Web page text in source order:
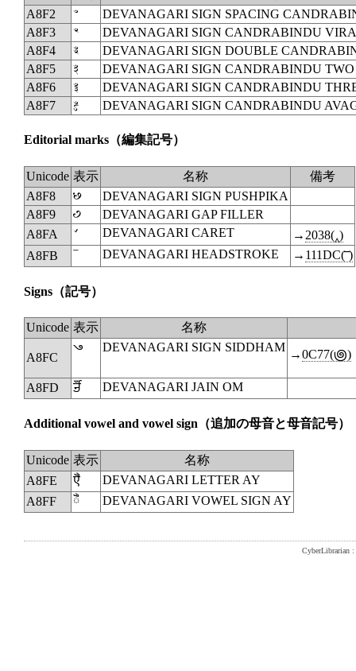
A8F2
ꣲ
DEVANAGARI SIGN SPACING
A8F3
ꣳ
DEVANAGARI SIGN CANDRABINDU
A8F4
ꣴ
DEVANAGARI SIGN DOUBLE
A8F5
ꣵ
DEVANAGARI SIGN CANDRABINDU TWO
A8F6
ꣶ
DEVANAGARI SIGN CANDRABINDU
A8F7
ꣷ DEVANAGARI SIGN CANDRABINDU
Editorial marks （編集記号）
Unicode 表示 名称
備考
A8F8
꣸
DEVANAGARI SIGN PUSHPIKA
A8F9
꣹
DEVANAGARI GAP FILLER
A8FA
꣺ DEVANAGARI CARET → 2038(‸)
A8FB
ꣻ DEVANAGARI HEADSTROKE → 111DC(𑇜)
Signs （記号）
Unicode 表示 名称
A8FC
꣼ DEVANAGARI SIGN SIDDHAM
→0C77(౷)
A8FD ꣽ DEVANAGARI JAIN OM
Additional vowel and vowel sign （追加の母音と母音記号）
Unicode 表示
名称
A8FE
ꣾ
DEVANAGARI LETTER AY
A8FF
◌ꣿ DEVANAGARI VOWEL SIGN AY
CyberLibrarian